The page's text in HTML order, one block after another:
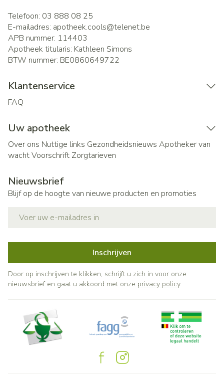
Telefoon: 03 888 08 25
E-mailadres: apotheek.cools@telenet.be
APB nummer: 114403
Apotheek titularis: Kathleen Simons
BTW nummer: BE0860649722
Klantenservice
FAQ
Uw apotheek
Over ons Nuttige links Gezondheidsnieuws Apotheker van
wachtVoorschrift Zorgtarieven
Nieuwsbrief
Blijf op de hoogte van nieuwe producten en promoties
Inschrijven
Door op inschrijven te klikken, schrijft u zich in voor onze
nieuwsbrief en gaat u akkoord met onze privacy policy.